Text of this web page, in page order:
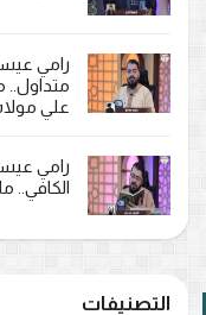
رامي
متداول..
علي
رامي
الكافي..
التصنيفات